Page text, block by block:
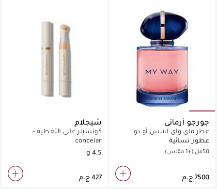
جورجو أرماني
عطر ماي واي انتنس أو دو
بارفان
عطور نسائية
50مل (+1 مقاس)
شيجلام
كونسيلر عالي التغطية -
شانتيللي
concelar
4.5 g